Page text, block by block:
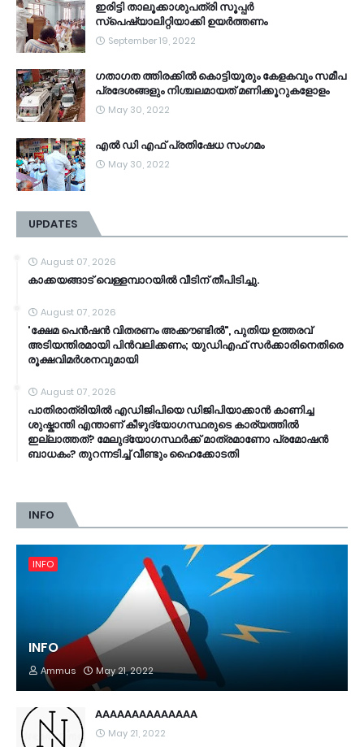
ഇരിട്ടി താലൂക്കാശുപത്രി സൂപ്പർ
സ്‌പെഷ്യാലിറ്റിയാക്കി ഉയർത്തണം
September 19, 2022
ഗതാഗത ത്തിരക്കിൽ കൊട്ടിയൂരും കേളകവും സമീപ
പ്രദേശങ്ങളും നിശ്ചലമായത് മണിക്കൂറുകളോളം
May 30, 2022
എൽ ഡി എഫ് പ്രതിഷേധ സംഗമം
May 30, 2022
UPDATES
August 07, 2026
കാക്കയങ്ങാട് വെള്ളമ്പാറയിൽ വീടിന് തീപിടിച്ചു.
August 07, 2026
'ക്ഷേമ പെൻഷൻ വിതരണം അക്കൗണ്ടിൽ", പുതിയ ഉത്തരവ്
അടിയന്തിരമായി പിൻവലിക്കണം; യുഡിഎഫ് സർക്കാരിനെതിരെ
രൂക്ഷവിമർശനവുമായി
August 07, 2026
പാതിരാത്രിയിൽ എഡിജിപിയെ ഡിജിപിയാക്കാൻ കാണിച്ച
ശുഷ്കാന്തി എന്താണ് കീഴുദ്യോഗസ്ഥരുടെ കാര്യത്തിൽ
ഇല്ലാത്തത്? മേലുദ്യോഗസ്ഥർക്ക് മാത്രമാണോ പ്രമോഷൻ
ബാധകം? തുറന്നടിച്ച് വീണ്ടും ഹൈക്കോടതി
INFO
INFO
INFO
Ammus May 21, 2022
AAAAAAAAAAAAAA
May 21, 2022